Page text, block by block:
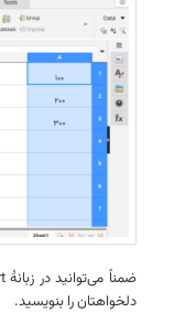
دلخواهتان را بنویسید.